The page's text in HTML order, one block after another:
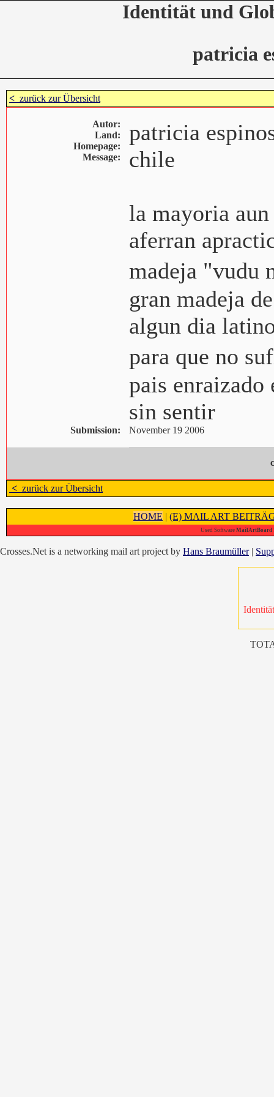
Identität und
patricia
< zurück zur Übersicht
Autor:
Land:
Homepage:
Message:
patricia
chile
la mayoria
aferran
madeja "vudu
gran madeja
algun dia
para que no
pais enraizado
sin sentir
Submission: November 19 2006
< zurück zur Übersicht
HOME | (E) MAIL ART
Used Software MailArtBoard
Crosses.Net is a networking mail art project by Hans Braumüller|